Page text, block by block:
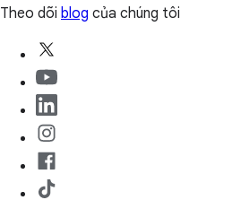
Theo dõi blog của chúng tôi